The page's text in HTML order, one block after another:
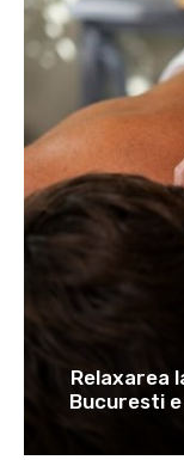
Relaxarea
Bucuresti